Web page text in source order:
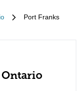
Port Franks